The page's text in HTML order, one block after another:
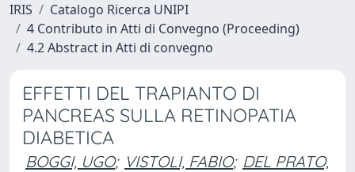
IRIS
Catalogo Ricerca UNIPI
4 Contributo in Atti di Convegno (Proceeding)
4.2 Abstract in Atti di convegno
EFFETTI DEL TRAPIANTO DI
PANCREAS SULLA RETINOPATIA
DIABETICA
BOGGI, UGO; VISTOLI, FABIO; DEL PRATO,